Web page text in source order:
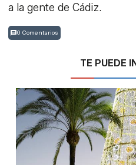
a la gente de Cádiz.
0 Comentarios
TE PUEDE